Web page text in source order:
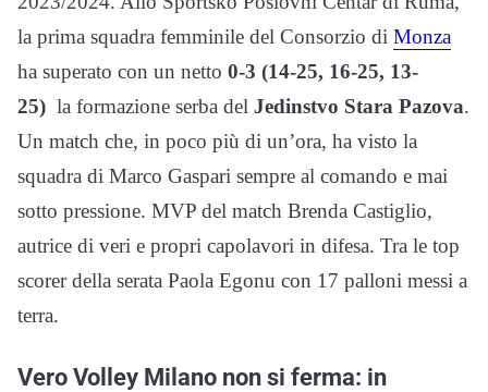
la prima squadra femminile del Consorzio di Monza
ha superato con un netto 0-3 (14-25, 16-25, 13-
25) la formazione serba del Jedinstvo Stara Pazova.
Un match che, in poco più di un’ora, ha visto la
squadra di Marco Gaspari sempre al comando e mai
sotto pressione. MVP del match Brenda Castiglio,
autrice di veri e propri capolavori in difesa. Tra le top
scorer della serata Paola Egonu con 17 palloni messi a
terra.
Vero Volley Milano non si ferma: in